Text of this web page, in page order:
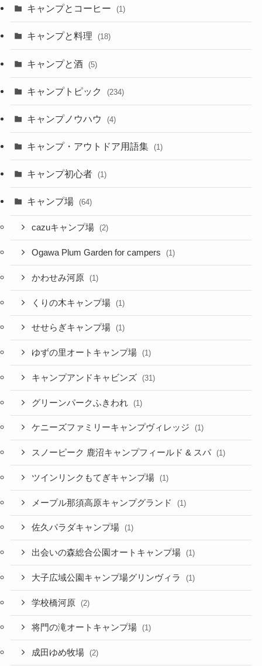
キャンプとコーヒー (1)
キャンプと料理 (18)
キャンプと酒 (5)
キャンプトピック (234)
キャンプノウハウ (4)
キャンプ・アウトドア用語集 (1)
キャンプ初心者 (1)
キャンプ場 (64)
cazuキャンプ場 (2)
Ogawa Plum Garden for campers (1)
かわせみ河原 (1)
くりの木キャンプ場 (1)
せせらぎキャンプ場 (1)
ゆずの里オートキャンプ場 (1)
キャンプアンドキャビンズ (31)
グリーンパークふきわれ (1)
ケニーズファミリーキャンプヴィレッジ (1)
スノーピーク 鹿沼キャンプフィールド & スパ (1)
ツインリンクもてぎキャンプ場 (1)
メープル那須高原キャンプグランド (1)
佐久パラダキャンプ場 (1)
出会いの森総合公園オートキャンプ場 (1)
大子広域公園キャンプ場グリンヴィラ (1)
学校橋河原 (2)
将門の滝オートキャンプ場 (1)
成田ゆめ牧場 (2)